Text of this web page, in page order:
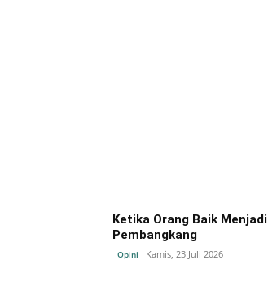
Ketika Orang Baik Menjadi
Pembangkang
Opini Kamis, 23 Juli 2026